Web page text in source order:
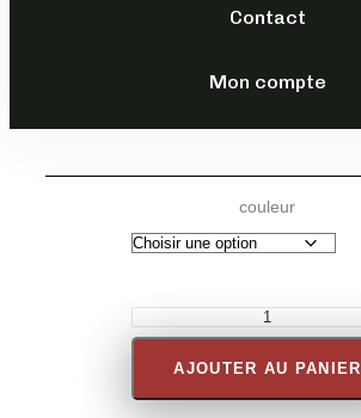
Contact
Mon compte
189,00
couleur
AJOUTER AU PANIER